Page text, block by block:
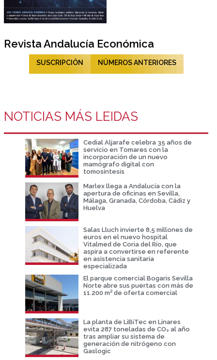
Revista Andalucía Económica
SUSCRIPCIÓN NÚMEROS ANTERIORES
NOTICIAS MÁS LEIDAS
Cedial Aljarafe celebra 35 años de
servicio en Tomares con la
incorporación de un nuevo
mamógrafo digital con
tomosíntesis
Marlex llega a Andalucía con la
apertura de oficinas en Sevilla,
Málaga, Granada, Córdoba, Cádiz y
Huelva
Salas Lluch invierte 8,5 millones de
euros en el nuevo hospital
Vitalmed de Coria del Río, que
aspira a convertirse en referente
en asistencia sanitaria
especializada
El parque comercial Bogaris Sevilla
Norte abre sus puertas con más de
11.200 m² de oferta comercial
La planta de LiBiTec en Linares
evita 287 toneladas de CO₂ al año
tras ampliar su sistema de
generación de nitrógeno con
Gaslogic